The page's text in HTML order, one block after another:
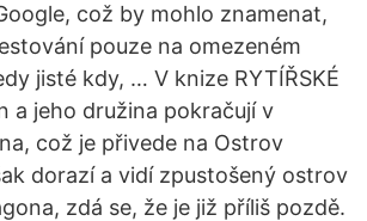
což by mohlo znamenat,
pouze na omezeném
jisté kdy, … V knize RYTÍŘSKÉ
a jeho družina pokračují v
což je přivede na Ostrov
dorazí a vidí zpustošený ostrov
zdá se, že je již příliš pozdě.